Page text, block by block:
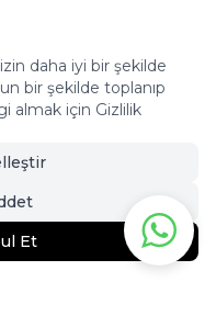
Ekle
sitesi 5/1 B Blok
daha iyi bir şekilde
bir şekilde toplanıp
almak için Gizlilik
Et